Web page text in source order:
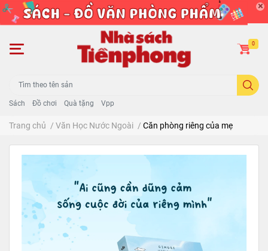
Sách Đồ chơi Quà tặng Vpp
0
Trang chủ / Văn Học Nước Ngoài / Căn phòng riêng của mẹ